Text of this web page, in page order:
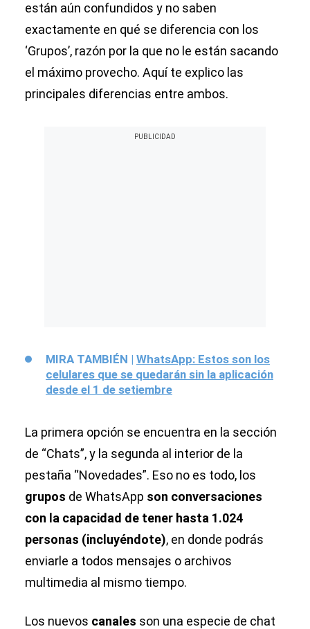
están aún confundidos y no saben
exactamente en qué se diferencia con los
‘Grupos’, razón por la que no le están sacando
el máximo provecho. Aquí te explico las
principales diferencias entre ambos.
MIRA TAMBIÉN | WhatsApp: Estos son los
celulares que se quedarán sin la aplicación
desde el 1 de setiembre
La primera opción se encuentra en la sección
de “Chats”, y la segunda al interior de la
pestaña “Novedades”. Eso no es todo, los
grupos de WhatsApp son conversaciones
con la capacidad de tener hasta 1.024
personas (incluyéndote), en donde podrás
enviarle a todos mensajes o archivos
multimedia al mismo tiempo.
Los nuevos canales son una especie de chat